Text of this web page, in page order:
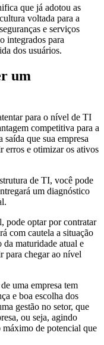
que já adotou as
voltada para a
e serviços
integrados para
dos usuários.
um
para o nível de TI
competitiva para a
que sua empresa
erros e otimizar os ativos
de TI, você pode
um diagnóstico
pode optar por contratar
com cautela a situação
da maturidade atual e
para chegar ao nível
uma empresa tem
e boa escolha dos
gestão no setor, que
ou seja, agindo
de potencial que